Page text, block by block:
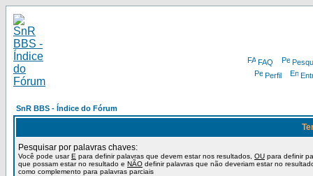
FAQ
Perfil
SnR BBS - Índice do Fórum
Pesquisar por palavras chaves:
Você pode usarE para definir palavras que devem estar nos resultados, OU para definir
que possam estar no resultado e NÃO definir palavras que não deveriam estar no
como complemento para palavras parciais